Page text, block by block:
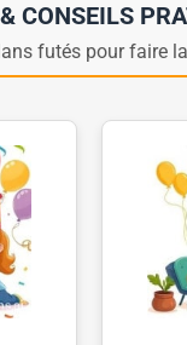
CONSEILS
futés pour faire